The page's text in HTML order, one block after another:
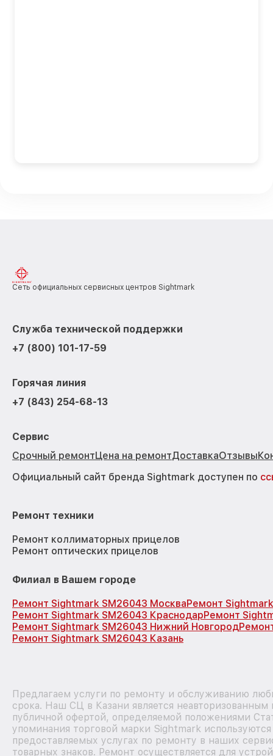
Сеть официальных сервисных центров Sightmark
Служба технической поддержки
+7 (800) 101-17-59
Горячая линия
+7 (843) 254-68-13
Сервис
Срочный ремонтЦена на ремонтДоставкаОтзывы
Официальный сайт бренда Sightmark доступен по
Ремонт техники
Ремонт коллиматорных прицелов
Ремонт оптических прицелов
Филиал в Вашем городе
Ремонт Sightmark SM26043 МоскваРемонт
Ремонт Sightmark SM26043 КраснодарРемонт
Ремонт Sightmark SM26043 Нижний Новгород
Ремонт Sightmark SM26043 Казань
Предлагаем услуги по ремонту и обслуживанию
срока. Наш СЦ в Казани является
публичной офертой, определяемой положениями
упоминания торговой марки Sightmark
предоставляемых услугах по ремонту в наших
товарных знаков. Ремонт осуществляется для